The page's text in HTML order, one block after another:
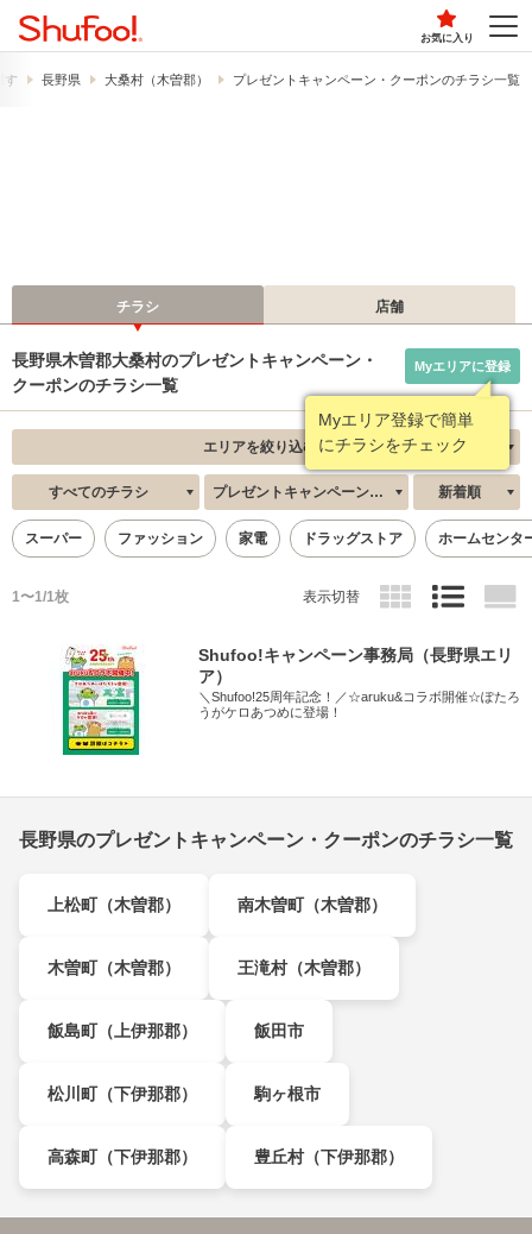
お気に入り
す 長野県 大桑村（木曽郡） プレゼントキャンペーン・クーポンのチラシ一覧
チラシ 店舗
長野県木曽郡大桑村のプレゼントキャンペーン・
クーポンのチラシ一覧
Myエリア登録で簡単
にチラシをチェック
Myエリアに登録
エリアを絞り込む
すべてのチラシ プレゼントキャンペーン・クーポン 新着順
スーパー ファッション 家電 ドラッグストア ホームセンタ
1〜1/1枚 表示切替
Shufoo!キャンペーン事務局（長野県エリ
ア）
＼Shufoo!25周年記念！／☆aruku&コラボ開催☆ぽたろ
うがケロあつめに登場！
長野県のプレゼントキャンペーン・クーポンのチラシ一覧
上松町（木曽郡） 南木曽町（木曽郡）
木曽町（木曽郡） 王滝村（木曽郡）
飯島町（上伊那郡） 飯田市
松川町（下伊那郡） 駒ヶ根市
高森町（下伊那郡） 豊丘村（下伊那郡）